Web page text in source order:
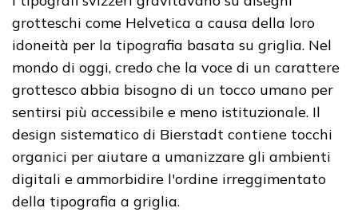
grotteschi come Helvetica a causa della loro
idoneità per la tipografia basata su griglia. Nel
mondo di oggi, credo che la voce di un carattere
grottesco abbia bisogno di un tocco umano per
sentirsi più accessibile e meno istituzionale. Il
design sistematico di Bierstadt contiene tocchi
organici per aiutare a umanizzare gli ambienti
digitali e ammorbidire l'ordine irreggimentato
della tipografia a griglia.